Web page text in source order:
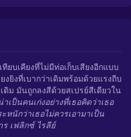
บเคียงที่ไม่มีท่อเก็บเสียงอีกแบบ
ยิงที่เบากว่าเดิมพร้อมด้วยแรงถีบ
ม มันถูกลงสีด้วยสเปรย์สีเดียวใน
าเป็นคนเก่งอย่างที่เธอคิดว่าเธอ
หนักว่าเธอไม่ควรเอามาเป็น
เฟลิกซ์ ไรลีย์